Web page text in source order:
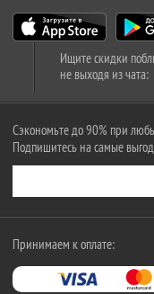
Ищите скидки
не выходя из чата:
Сэкономьте до 90% при
Подпишитесь на самые
Принимаем к оплате: